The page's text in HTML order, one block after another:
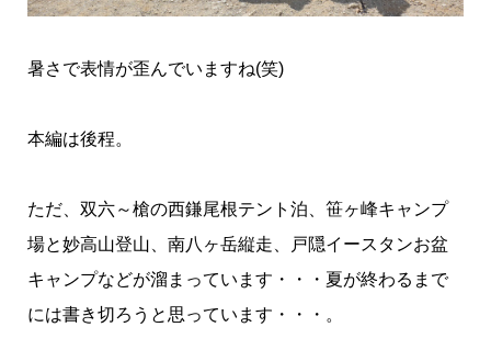
暑さで表情が歪んでいますね(笑)
本編は後程。
ただ、双六～槍の西鎌尾根テント泊、笹ヶ峰キャンプ
場と妙高山登山、南八ヶ岳縦走、戸隠イースタンお盆
キャンプなどが溜まっています・・・夏が終わるまで
には書き切ろうと思っています・・・。